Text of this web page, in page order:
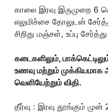
காலை இரவு இருமுறை 6
எலுமிச்சை தோலுடன்
சிறிது மஞ்சள், உப்பு
கடைகளிலும்,
உணவு மற்றும் முக்கியமாக
வெளியேற்றும் விதி.
தீர்வு : இரவு தூங்கும் முன்